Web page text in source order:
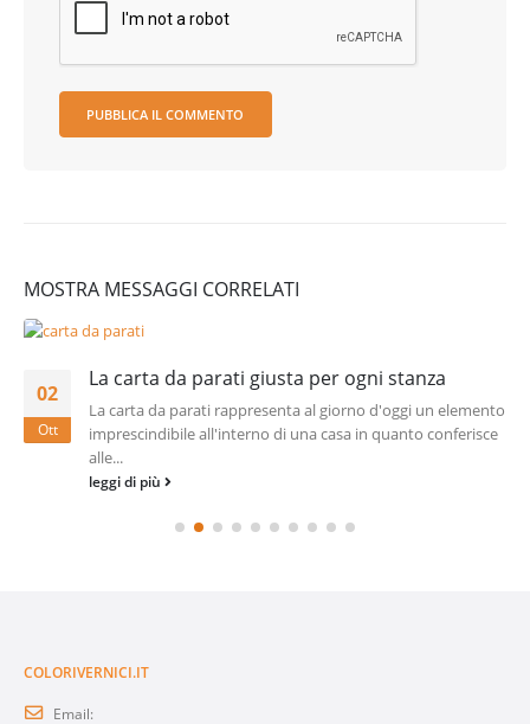
MOSTRA MESSAGGI CORRELATI
02
Ott
La carta da parati giusta per ogni stanza
La carta da parati rappresenta al giorno d'oggi un elemento
imprescindibile all'interno di una casa in quanto conferisce
alle...
leggi di più
COLORIVERNICI.IT
Email: